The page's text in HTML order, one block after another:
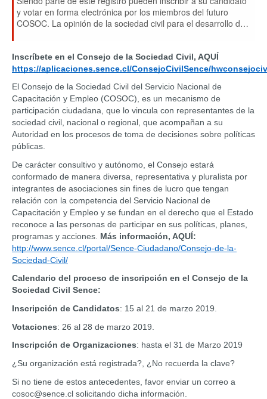
y votar en forma electrónica por los miembros del futuro
COSOC. La opinión de la sociedad civil para el desarrollo de
https://aplicaciones.sence.cl/ConsejoCivilSence/
El Consejo de la Sociedad Civil del Servicio Nacional de
Capacitación y Empleo (COSOC), es un mecanismo de
participación ciudadana, que lo vincula con representantes de la
sociedad civil, nacional o regional, que acompañan a su
Autoridad en los procesos de toma de decisiones sobre políticas
públicas.
De carácter consultivo y autónomo, el Consejo estará
conformado de manera diversa, representativa y pluralista por
integrantes de asociaciones sin fines de lucro que tengan
relación con la competencia del Servicio Nacional de
Capacitación y Empleo y se fundan en el derecho que el Estado
reconoce a las personas de participar en sus políticas, planes,
programas y acciones. Más información, AQUÍ:
http://www.sence.cl/portal/Sence-Ciudadano/Consejo-de-la-
Sociedad-Civil/
Calendario del proceso de inscripción en el Consejo de la
Sociedad Civil Sence:
Inscripción de Candidatos: 15 al 21 de marzo 2019.
Votaciones: 26 al 28 de marzo 2019.
Inscripción de Organizaciones: hasta el 31 de Marzo 2019
¿Su organización está registrada?, ¿No recuerda la clave?
Si no tiene de estos antecedentes, favor enviar un correo a
cosoc@sence.cl solicitando dicha información.